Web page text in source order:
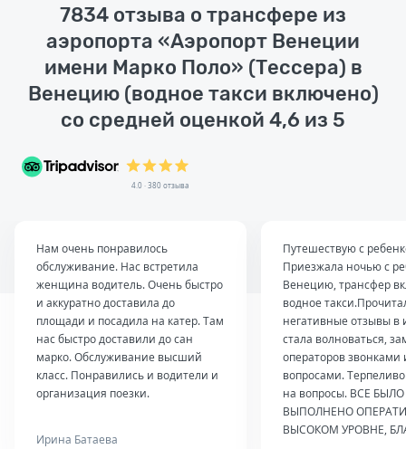
7834 отзыва о трансфере из
аэропорта «Аэропорт Венеции
имени Марко Поло» (Тессера) в
Венецию (водное такси включено)
со средней оценкой 4,6 из 5
4.0 · 380 отзыва
Нам очень понравилось
обслуживание. Нас встретила
женщина водитель. Очень быстро
и аккуратно доставила до
площади и посадила на катер. Там
нас быстро доставили до сан
марко. Обслуживание высший
класс. Понравились и водители и
организация поезки.
Ирина Батаева
Путешествую с
Приезжала ночью с
Венецию, трансфер
водное
негативные отзывы в
стала волноваться,
операторов звонками
вопросами.
на вопросы. ВСЕ БЫЛО
ВЫПОЛНЕНО
ВЫСОКОМ УРОВНЕ,